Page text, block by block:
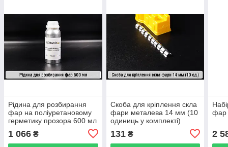
Рідина для розбирання
фар на поліуретановому
герметику прозора 600 мл
1 066 ₴
Скоба для кріплення скла
фари металева 14 мм (10
одиниць у комплекті)
131₴
фар
2